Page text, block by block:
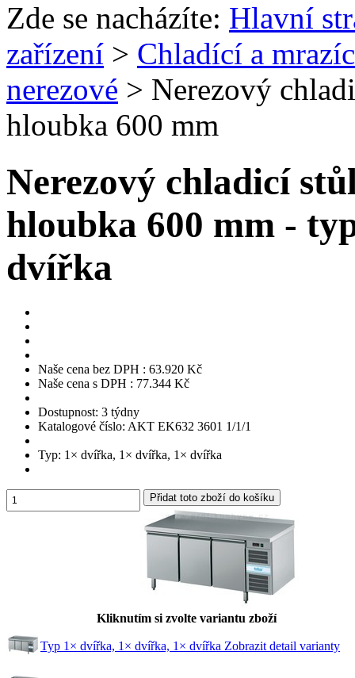
Zde se nacházíte: Hlavní
zařízení > Chladící a
nerezové > Nerezový
hloubka 600 mm
Nerezový chladicí
hloubka 600 mm -
dvířka
Naše cena bez DPH : 63.920 Kč
Naše cena s DPH : 77.344 Kč
Dostupnost: 3 týdny
Katalogové číslo: AKT EK632 3601 1/1/1
Typ: 1× dvířka, 1× dvířka, 1× dvířka
Kliknutím si zvolte variantu zboží
Typ 1× dvířka, 1× dvířka, 1× dvířka Zobrazit detail varianty